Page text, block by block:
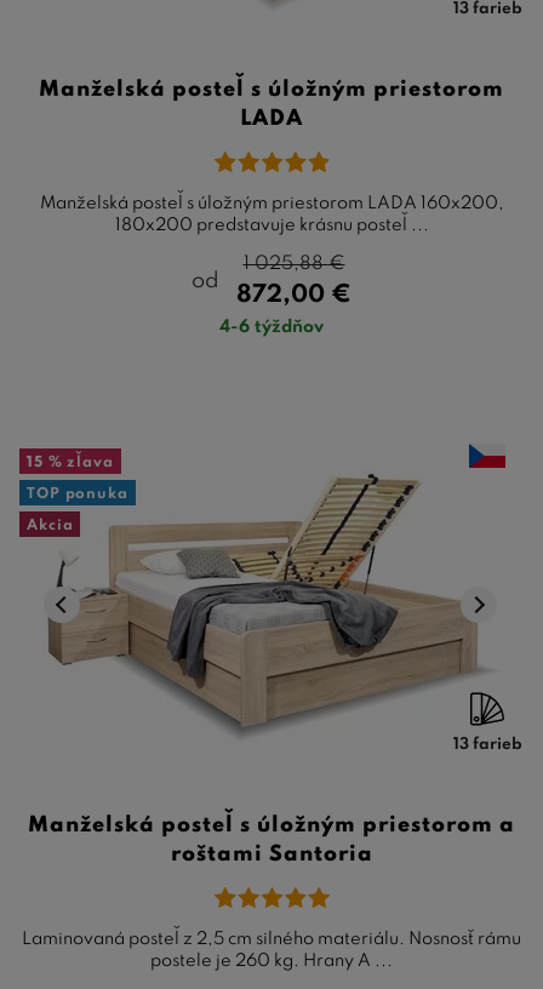
13 farieb
Manželská posteľ s úložným priestorom
LADA
Manželská posteľ s úložným priestorom LADA 160x200,
180x200 predstavuje krásnu posteľ ...
od
872,00 €
1 025,88€
4-6 týždňov
15 % zľava
TOP ponuka
Akcia
13 farieb
Manželská posteľ s úložným priestorom a
roštami Santoria
Laminovaná posteľ z 2,5 cm silného materiálu. Nosnosť rámu
postele je 260 kg. Hrany A ...